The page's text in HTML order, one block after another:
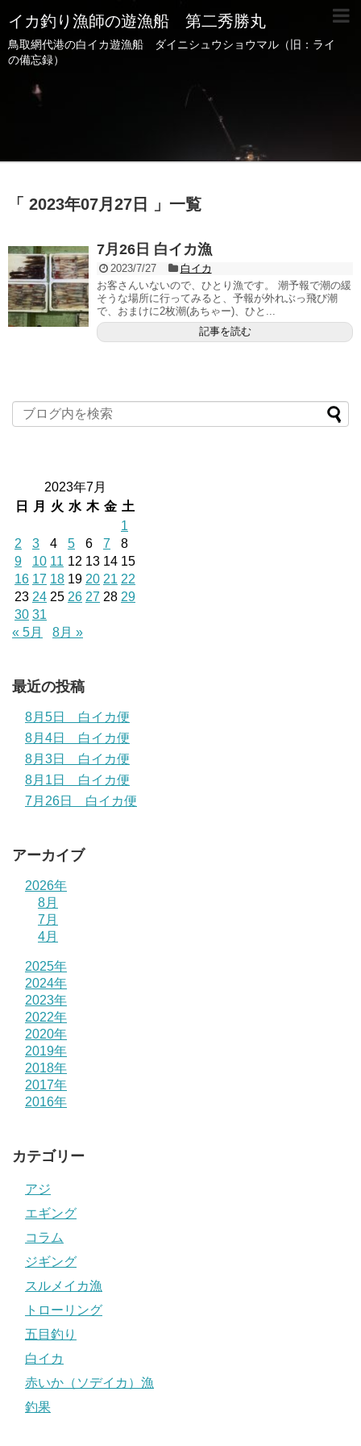
イカ釣り漁師の遊漁船 第二秀勝丸
鳥取網代港の白イカ遊漁船 ダイニシュウショウマル（旧：ライ
の備忘録）
「 2023年07月27日 」一覧
7月26日 白イカ漁
2023/7/27
白イカ
お客さんいないので、ひとり漁です。 潮予報で潮の緩
そうな場所に行ってみると、予報が外れぶっ飛び潮
で、おまけに2枚潮(あちゃー)、ひと...
記事を読む
2023年7月
日
月 火 水 木 金 土
1
2
3 4 5 6 7
8
9
10 11 12 13 14 15
16 17 18 19 20 21 22
23 24 25 26 27 28 29
30 31
« 5月
8月 »
最近の投稿
8月5日 白イカ便
8月4日 白イカ便
8月3日 白イカ便
8月1日 白イカ便
7月26日 白イカ便
アーカイブ
2026年
8月
7月
4月
2025年
2024年
2023年
2022年
2020年
2019年
2018年
2017年
2016年
カテゴリー
アジ
エギング
コラム
ジギング
スルメイカ漁
トローリング
五目釣り
白イカ
赤いか（ソデイカ）漁
釣果